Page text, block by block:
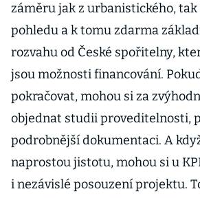
záměru jak z urbanistického,
pohledu a k tomu zdarma
rozvahu od České spořitelny,
jsou možnosti financování.
pokračovat, mohou si za
objednat studii proveditelnosti,
podrobnější dokumentaci. A
naprostou jistotu, mohou si u
i nezávislé posouzení projektu.